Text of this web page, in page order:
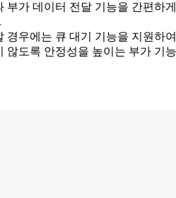
부가 데이터 전달 기능을 간편하게
경우에는 큐 대기 기능을 지원하여
않도록 안정성을 높이는 부가 기능